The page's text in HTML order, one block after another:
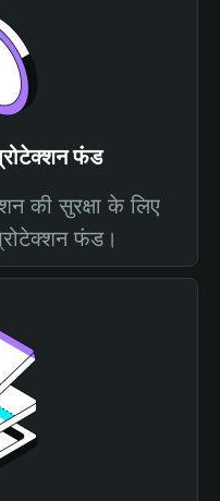
फंड
की सुरक्षा के लिए
फंड।